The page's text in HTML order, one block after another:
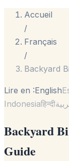
Accueil
/
Français
/
Backyard
Lire en :English
Indonesiaहिन्दी
Backyard
Guide